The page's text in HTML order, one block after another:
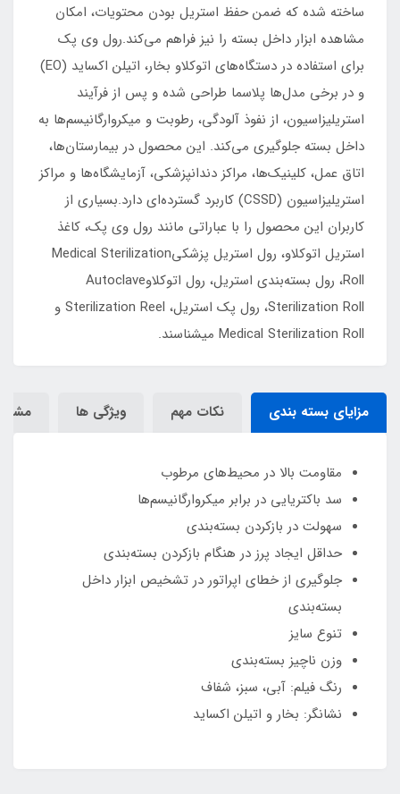
ساخته شده که ضمن حفظ استریل بودن محتویات، امکان
مشاهده ابزار داخل بسته را نیز فراهم می‌کند.رول وی پک
برای استفاده در دستگاه‌های اتوکلاو بخار، اتیلن اکساید (EO)
و در برخی مدل‌ها پلاسما طراحی شده و پس از فرآیند
استریلیزاسیون، از نفوذ آلودگی، رطوبت و میکروارگانیسم‌ها به
داخل بسته جلوگیری می‌کند. این محصول در بیمارستان‌ها،
اتاق عمل، کلینیک‌ها، مراکز دندانپزشکی، آزمایشگاه‌ها و مراکز
استریلیزاسیون (CSSD) کاربرد گسترده‌ای دارد.بسیاری از
کاربران این محصول را با عباراتی مانند رول وی پک، کاغذ
استریل اتوکلاو، رول استریل پزشکیMedical Sterilization
Roll، رول بسته‌بندی استریل، رول اتوکلاوAutoclave
Sterilization Roll، رول پک استریل، Sterilization Reel و
Medical Sterilization Roll میشناسند.
مزایای بسته بندی نکات مهم ویژگی ها
مقاومت بالا در محیط‌های مرطوب
سد باکتریایی در برابر میکروارگانیسم‌ها
سهولت در بازکردن بسته‌بندی
حداقل ایجاد پرز در هنگام بازکردن بسته‌بندی
جلوگیری از خطای اپراتور در تشخیص ابزار داخل
بسته‌بندی
تنوع سایز
وزن ناچیز بسته‌بندی
رنگ فیلم: آبی، سبز، شفاف
نشانگر: بخار و اتیلن اکساید